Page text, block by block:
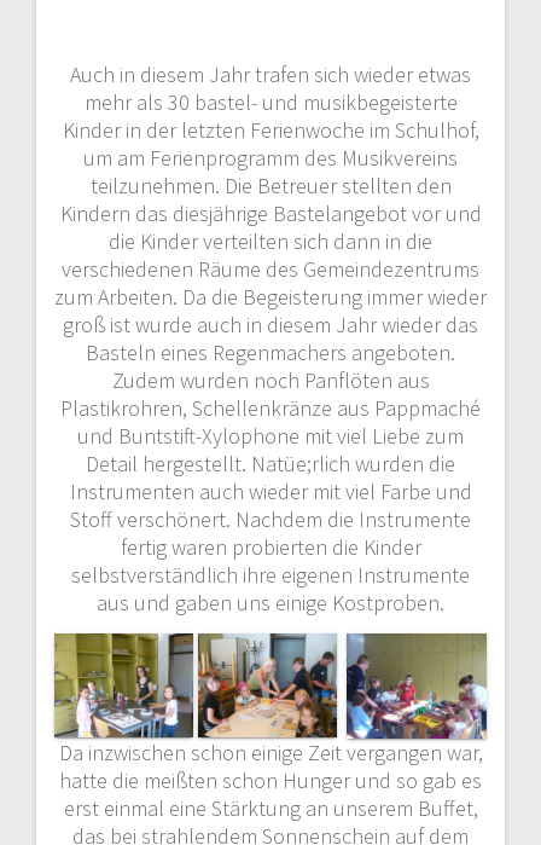
Auch in diesem Jahr trafen sich wieder etwas
mehr als 30 bastel- und musikbegeisterte
Kinder in der letzten Ferienwoche im Schulhof,
um am Ferienprogramm des Musikvereins
teilzunehmen. Die Betreuer stellten den
Kindern das diesjährige Bastelangebot vor und
die Kinder verteilten sich dann in die
verschiedenen Räume des Gemeindezentrums
zum Arbeiten. Da die Begeisterung immer wieder
groß ist wurde auch in diesem Jahr wieder das
Basteln eines Regenmachers angeboten.
Zudem wurden noch Panflöten aus
Plastikrohren, Schellenkränze aus Pappmaché
und Buntstift-Xylophone mit viel Liebe zum
Detail hergestellt. Natüe;rlich wurden die
Instrumenten auch wieder mit viel Farbe und
Stoff verschönert. Nachdem die Instrumente
fertig waren probierten die Kinder
selbstverständlich ihre eigenen Instrumente
aus und gaben uns einige Kostproben.
Da inzwischen schon einige Zeit vergangen war,
hatte die meißten schon Hunger und so gab es
erst einmal eine Stärktung an unserem Buffet,
das bei strahlendem Sonnenschein auf dem